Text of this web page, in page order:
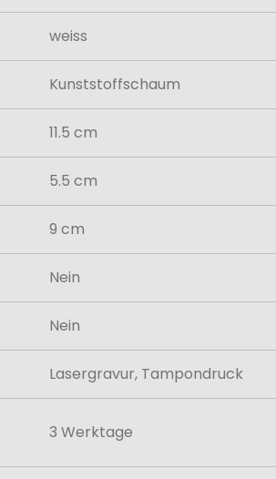
weiss
Kunststoffschaum
11.5 cm
5.5 cm
9 cm
Nein
Nein
Lasergravur, Tampondruck
3 Werktage